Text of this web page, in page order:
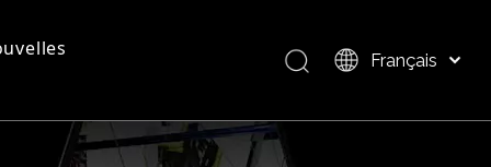
questions - réponses
Présentation du produit
Français
العربية